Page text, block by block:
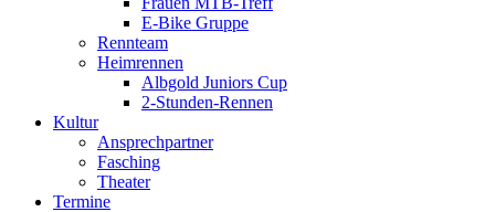
E-Bike Gruppe
Rennteam
Heimrennen
Albgold Juniors Cup
2-Stunden-Rennen
Kultur
Ansprechpartner
Fasching
Theater
Termine